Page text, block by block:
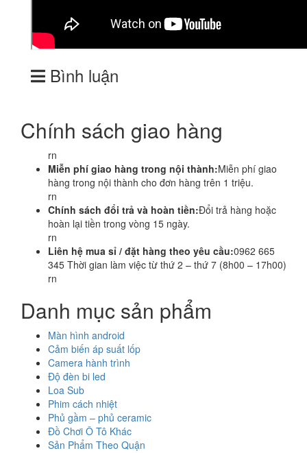
Bình luận
Chính sách giao hàng
rn
Miễn phí giao hàng trong nội thành:Miễn phí giao
hàng trong nội thành cho đơn hàng trên 1 triệu.
rn
Chính sách đổi trả và hoàn tiền:Đổi trả hàng hoặc
hoàn lại tiền trong vòng 15 ngày.
rn
Liên hệ mua sỉ / đặt hàng theo yêu cầu:0962 665
345 Thời gian làm việc từ thứ 2 – thứ 7 (8h00 – 17h00)
rn
Danh mục sản phẩm
Màn hình android
Cảm biến áp suất lốp
Camera hành trình
Độ đèn bi led
Loa Sub
Phim cách nhiệt
Phủ gầm – phủ ceramic
Đồ Chơi Ô Tô Khác
Sản Phẩm Theo Quận